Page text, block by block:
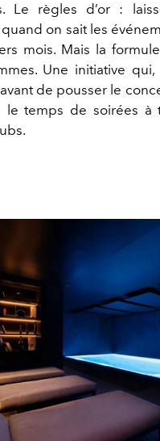
Le règles d’or :
on sait les
mois. Mais la
Une initiative qui,
de pousser le
temps de soirées à